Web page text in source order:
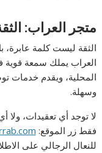
متجر العراب:
الثقة ليست كلمة
العراب يملك سمعة قوية
المحلية، ويقدم خدمات
وسهلة.
لا توجد أي تعقيدات،
فقط زر الموقع:
للنعال الرجالي على